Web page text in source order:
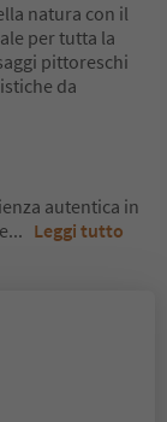
natura con il
per tutta la
pittoreschi
da
autentica in
... Leggi tutto